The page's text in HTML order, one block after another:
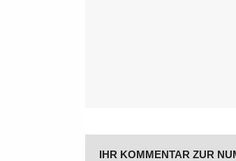
IHR KOMMENTAR ZUR